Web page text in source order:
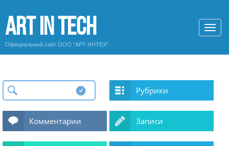
Art In Tech
Официальный сайт ООО "АРТ ИНТЕХ"
Рубрики
Комментарии Записи